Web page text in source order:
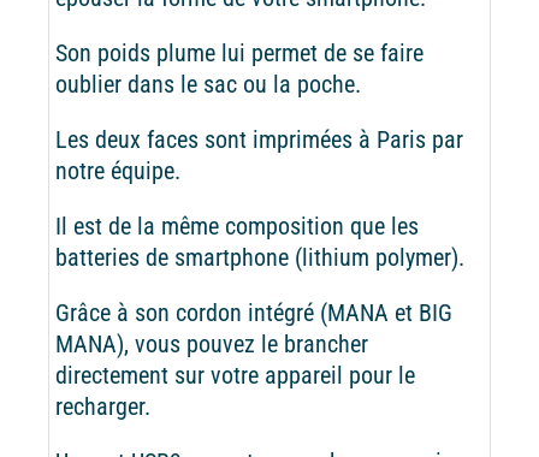
Son poids plume lui permet de se faire
oublier dans le sac ou la poche.
Les deux faces sont imprimées à Paris par
notre équipe.
Il est de la même composition que les
batteries de smartphone (lithium polymer).
Grâce à son cordon intégré (MANA et BIG
MANA), vous pouvez le brancher
directement sur votre appareil pour le
recharger.